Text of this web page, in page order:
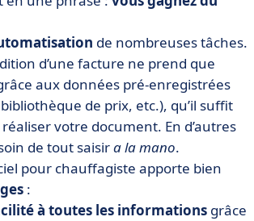
de nombreuses tâches.
d’une facture ne prend que
aux données pré-enregistrées
de prix, etc.), qu’il suffit
votre document. En d’autres
de tout saisira la mano.
pour chauffagiste apporte bien
:
à toutes les informations grâce